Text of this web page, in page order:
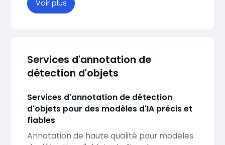
Voir plus
Services d'annotation de
détection d'objets
Services d'annotation de détection
d'objets pour des modèles d'IA précis et
fiables
Annotation de haute qualité pour modèles